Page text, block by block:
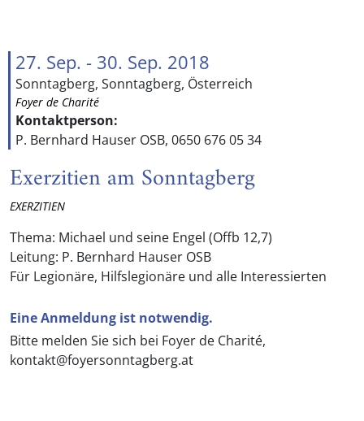
27. Sep. - 30. Sep. 2018
Sonntagberg, Sonntagberg, Österreich
Foyer de Charité
Kontaktperson:
P. Bernhard Hauser OSB, 0650 676 05 34
Exerzitien am Sonntagberg
EXERZITIEN
Thema: Michael und seine Engel (Offb 12,7)
Leitung: P. Bernhard Hauser OSB
Für Legionäre, Hilfslegionäre und alle Interessierten
Eine Anmeldung ist notwendig.
Bitte melden Sie sich bei Foyer de Charité,
kontakt@foyersonntagberg.at